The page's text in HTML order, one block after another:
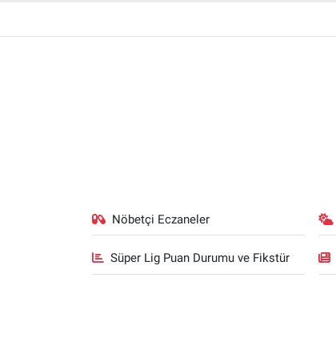
Nöbetçi Eczaneler
Süper Lig Puan Durumu ve Fikstür